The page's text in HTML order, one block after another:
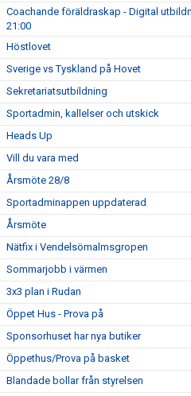
Coachande föräldraskap - Digital
21:00
Höstlovet
Sverige vs Tyskland på Hovet
Sekretariatsutbildning
Sportadmin, kallelser och utskick
Heads Up
Vill du vara med
Årsmöte 28/8
Sportadminappen uppdaterad
Årsmöte
Nätfix i Vendelsömalmsgropen
Sommarjobb i värmen
3x3 plan i Rudan
Öppet Hus - Prova på
Sponsorhuset har nya butiker
Öppethus/Prova på basket
Blandade bollar från styrelsen